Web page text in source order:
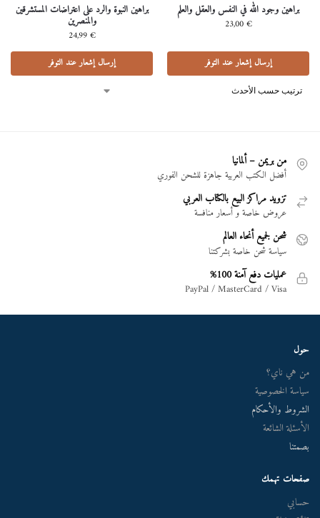
براهين وجود الله في النفس والعقل والعلم
23,00€
إرسال إشعار عند التوفر
براهين النبوة والرد على اعتراضات المستشرقين
والمنصرين
24,99€
إرسال إشعار عند التوفر
من بريمن – ألمانيا
أفضل الكتب العربية جاهزة للشحن الفوري
تزويد مراكز البيع بالكتاب العربي
عروض خاصة و أسعار منافسة
شحن لجميع أنحاء العالم
سياسة شحن خاصة بشركتنا
عمليات دفع آمنة 100%
PayPal / MasterCard / Visa
حول
من هي ناي؟
سياسة الخصوصية
الشروط والأحكام
الأسئلة الشائعة
بصمتنا
صفحات تهمك
حسابي